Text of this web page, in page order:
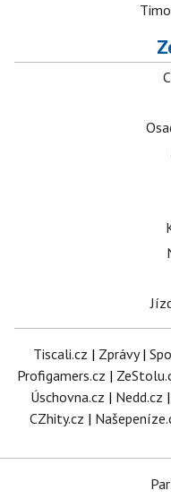
Tiscali.cz | Zprávy|
Profigamers.cz |
Úschovna.cz | Nedd.cz |
CZhity.cz |